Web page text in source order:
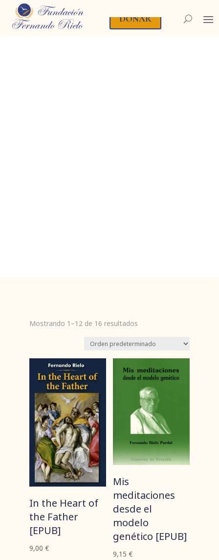
DONAR
Mostrando 1–12 de 16 resultados
In the Heart of
the Father
[EPUB]
9,00 €
Mis
meditaciones
desde el
modelo
genético [EPUB]
9,15 €